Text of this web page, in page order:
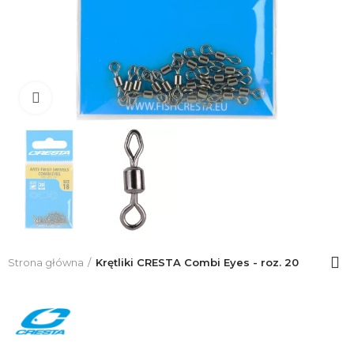
Click to enlarge
Strona główna Krętliki CRESTA Combi Eyes - roz. 20